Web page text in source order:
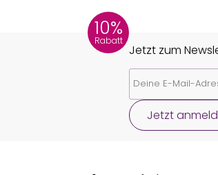
10%
Rabatt
Jetzt zum
Jetzt